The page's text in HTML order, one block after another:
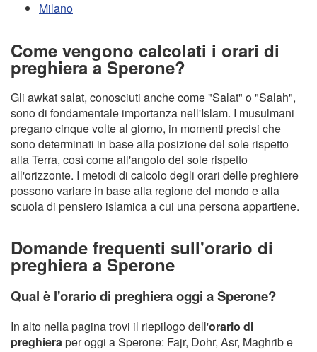
Milano
Come vengono calcolati i orari di
preghiera a Sperone?
Gli awkat salat, conosciuti anche come "Salat" o "Salah",
sono di fondamentale importanza nell'Islam. I musulmani
pregano cinque volte al giorno, in momenti precisi che
sono determinati in base alla posizione del sole rispetto
alla Terra, così come all'angolo del sole rispetto
all'orizzonte. I metodi di calcolo degli orari delle preghiere
possono variare in base alla regione del mondo e alla
scuola di pensiero islamica a cui una persona appartiene.
Domande frequenti sull'orario di
preghiera a Sperone
Qual è l'orario di preghiera oggi a Sperone?
In alto nella pagina trovi il riepilogo dell'orario di
preghieraper oggi a Sperone: Fajr, Dohr, Asr, Maghrib e